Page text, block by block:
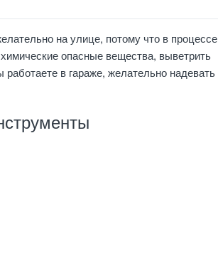
на улице, потому что в процессе
опасные вещества, выветрить
в гараже, желательно надевать